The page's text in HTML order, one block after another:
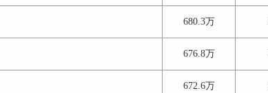
680.3万
676.8万
672.6万